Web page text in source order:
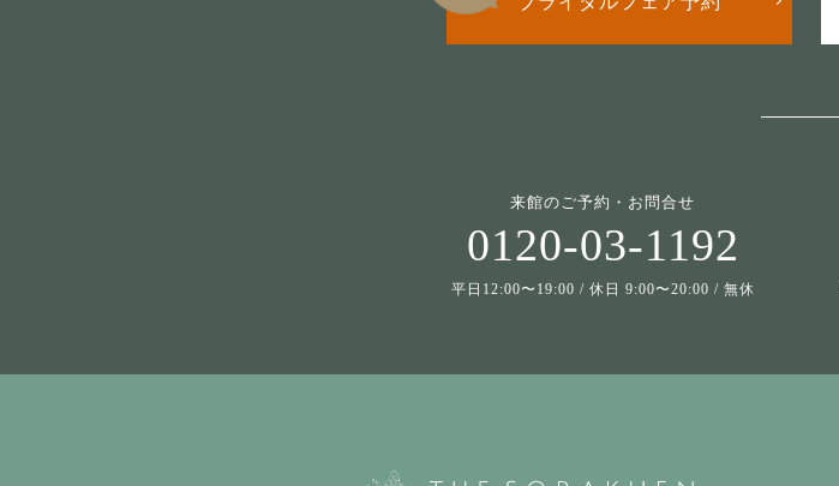
来館のご予約・お問合せ
0120-03-1192
平日12:00〜19:00 / 休日 9:00〜20:00 / 無休